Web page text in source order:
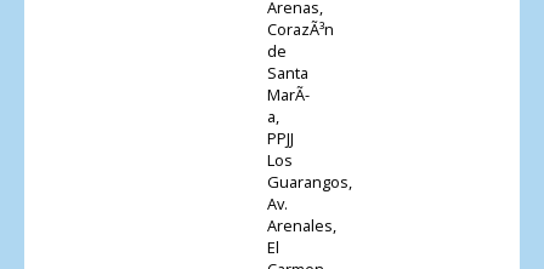
Arenas,
CorazÃ³n
de
Santa
MarÃ­
a,
PPJJ
Los
Guarangos,
Av.
Arenales,
El